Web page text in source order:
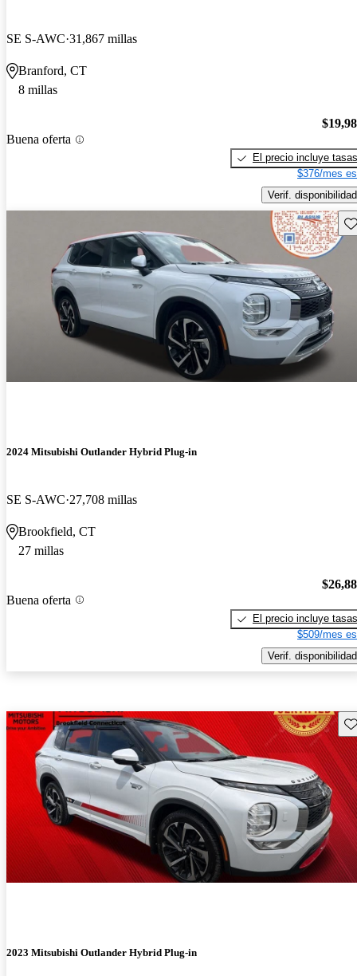
SE S-AWC 31,867 millas
Branford, CT
8 millas
Buena oferta
El precio incluye tasas
$376/mes
Verif. disponibilidad
2024 Mitsubishi Outlander Hybrid Plug-in
SE S-AWC 27,708 millas
Brookfield, CT
27 millas
Buena oferta
El precio incluye tasas
$509/mes
Verif. disponibilidad
2023 Mitsubishi Outlander Hybrid Plug-in